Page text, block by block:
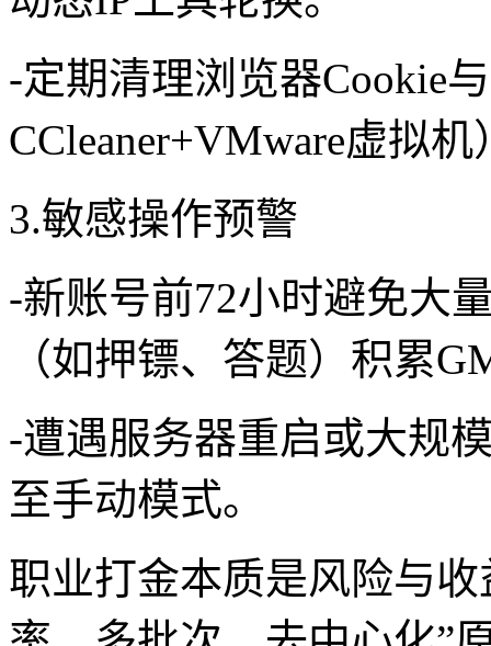
-定期清理浏览器Cookie
CCleaner+VMware虚拟机
3.敏感操作预警
-新账号前72小时避免大
（如押镖、答题）积累
-遭遇服务器重启或大规
至手动模式。
职业打金本质是风险与